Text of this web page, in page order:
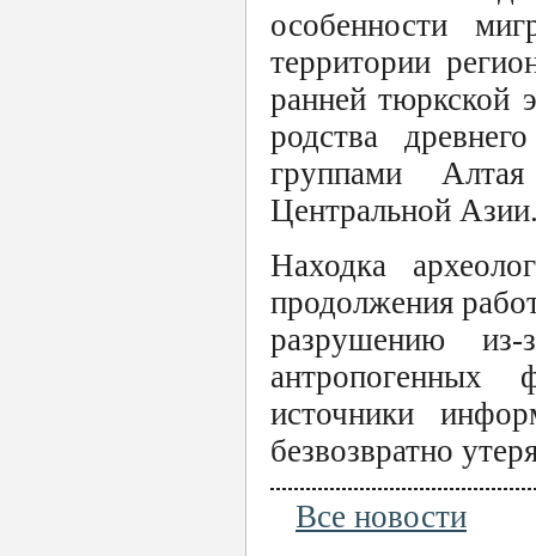
особенности
территории
ранней тюркской
родства
группами
Центральной
Находка
продолжения
разрушению
источники
безвозвратно
Все новости